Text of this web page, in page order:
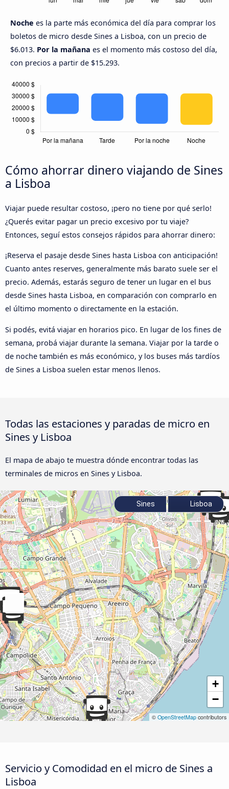
Noche es la parte más económica del día para comprar los
boletos de micro desde Sines a Lisboa, con un precio de
$6.013. Por la mañana es el momento más costoso del día,
con precios a partir de $15.293.
Cómo ahorrar dinero viajando de Sines
a Lisboa
Viajar puede resultar costoso, ¡pero no tiene por qué serlo!
¿Querés evitar pagar un precio excesivo por tu viaje?
Entonces, seguí estos consejos rápidos para ahorrar dinero:
¡Reserva el pasaje desde Sines hasta Lisboa con anticipación!
Cuanto antes reserves, generalmente más barato suele ser el
precio. Además, estarás seguro de tener un lugar en el bus
desde Sines hasta Lisboa, en comparación con comprarlo en
el último momento o directamente en la estación.
Si podés, evitá viajar en horarios pico. En lugar de los fines de
semana, probá viajar durante la semana. Viajar por la tarde o
de noche también es más económico, y los buses más tardíos
de Sines a Lisboa suelen estar menos llenos.
Todas las estaciones y paradas de micro en
Sines y Lisboa
El mapa de abajo te muestra dónde encontrar todas las
terminales de micros en Sines y Lisboa.
+
−
© OpenStreetMap contributors
Sines Lisboa
Servicio y Comodidad en el micro de Sines a
Lisboa